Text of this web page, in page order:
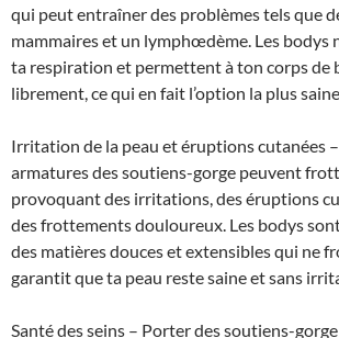
qui peut entraîner des problèmes tels que
mammaires et un lymphœdème. Les bodys
ta respiration et permettent à ton corps de
librement, ce qui en fait l’option la plus
Irritation de la peau et éruptions cutanées
armatures des soutiens-gorge peuvent
provoquant des irritations, des éruptions
des frottements douloureux. Les bodys
des matières douces et extensibles qui ne
garantit que ta peau reste saine et sans
Santé des seins – Porter des soutiens-